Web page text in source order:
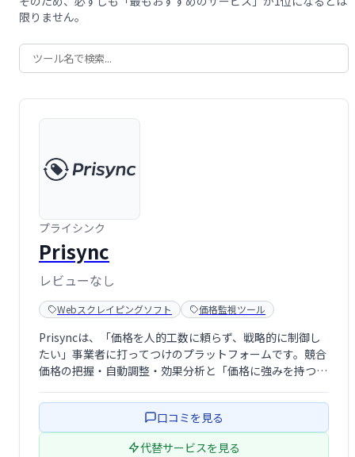
限りません。
プライシンク
Prisync
レビューなし
Webスクレイピングソフト 価格監視ツール
Prisyncは、「価格を人的工数に頼らず、戦略的に制御し
たい」事業者に打ってつけのプラットフォームです。競合
価格の把握・自動調整・効果分析と「価格に強みを持つ
化の両立を可能にします。高評価のサポート体制と多彩な
連携機能を活用することで、成長フェー …
口コミを見る
代替サービスを見る